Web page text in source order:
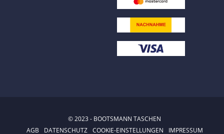
© 2023 - BOOTSMANN TASCHEN
AGB
DATENSCHUTZ COOKIE-EINSTELLUNGEN IMPRESSUM